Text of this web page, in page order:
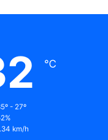
℃
- 27º
km/h